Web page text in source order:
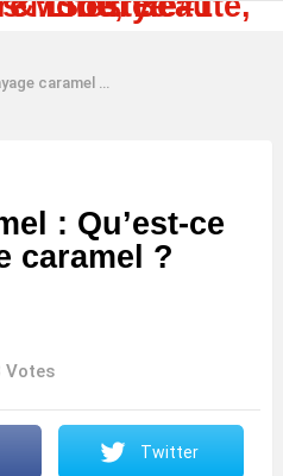
: Qu’est-ce qu’un balayage caramel ?
: Qu’est-ce
caramel ?
Votes
Twitter